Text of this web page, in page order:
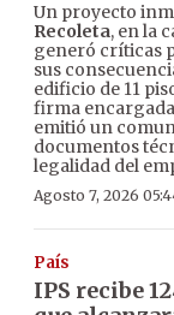
Un proyecto
Recoleta, en la
generó críticas
sus
edificio de 11
firma
emitió un
documentos
legalidad del
Agosto 7, 2026
País
IPS recibe